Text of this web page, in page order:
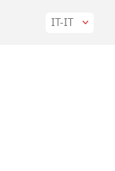
IT-IT